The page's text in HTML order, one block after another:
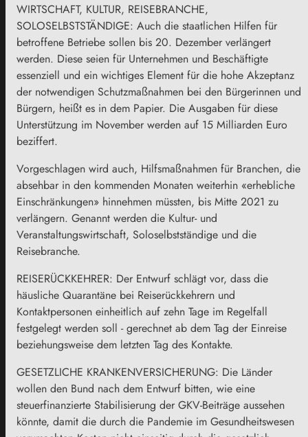
WIRTSCHAFT, KULTUR, REISEBRANCHE,
SOLOSELBSTSTÄNDIGE: Auch die staatlichen Hilfen für
betroffene Betriebe sollen bis 20. Dezember verlängert
werden. Diese seien für Unternehmen und Beschäftigte
essenziell und ein wichtiges Element für die hohe Akzeptanz
der notwendigen Schutzmaßnahmen bei den Bürgerinnen und
Bürgern, heißt es in dem Papier. Die Ausgaben für diese
Unterstützung im November werden auf 15 Milliarden Euro
beziffert.
Vorgeschlagen wird auch, Hilfsmaßnahmen für Branchen, die
absehbar in den kommenden Monaten weiterhin «erhebliche
Einschränkungen» hinnehmen müssten, bis Mitte 2021 zu
verlängern. Genannt werden die Kultur- und
Veranstaltungswirtschaft, Soloselbstständige und die
Reisebranche.
REISERÜCKKEHRER: Der Entwurf schlägt vor, dass die
häusliche Quarantäne bei Reiserückkehrern und
Kontaktpersonen einheitlich auf zehn Tage im Regelfall
festgelegt werden soll - gerechnet ab dem Tag der Einreise
beziehungsweise dem letzten Tag des Kontakte.
GESETZLICHE KRANKENVERSICHERUNG: Die Länder
wollen den Bund nach dem Entwurf bitten, wie eine
steuerfinanzierte Stabilisierung der GKV-Beiträge aussehen
könnte, damit die durch die Pandemie im Gesundheitswesen